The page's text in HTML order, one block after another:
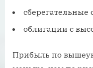
сберегательные
облигации с
Прибыль по